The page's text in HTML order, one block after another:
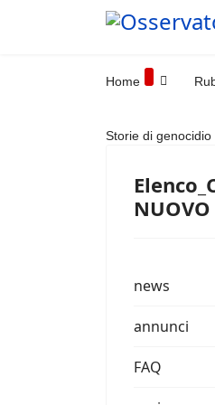
Home
Storie di genocidio
NUOVO
news
annunci
FAQ